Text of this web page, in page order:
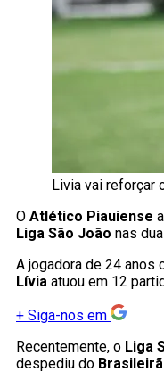
Livia vai reforçar
O Atlético Piauiense
Liga São João nas
A jogadora de 24 anos
Lívia atuou em 12
+ Siga-nos em
Recentemente, o Liga
despediu do